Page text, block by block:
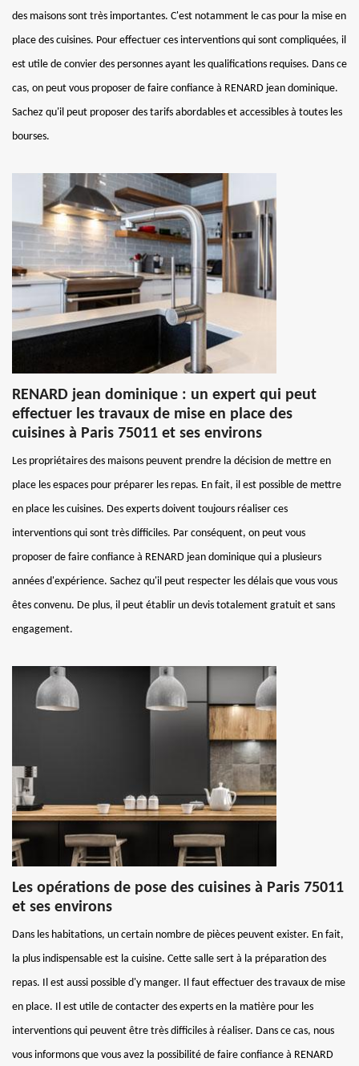
des maisons sont très importantes. C'est notamment le cas pour la mise en
place des cuisines. Pour effectuer ces interventions qui sont compliquées, il
est utile de convier des personnes ayant les qualifications requises. Dans ce
cas, on peut vous proposer de faire confiance à RENARD jean dominique.
Sachez qu'il peut proposer des tarifs abordables et accessibles à toutes les
bourses.
RENARD jean dominique : un expert qui peut
effectuer les travaux de mise en place des
cuisines à Paris 75011 et ses environs
Les propriétaires des maisons peuvent prendre la décision de mettre en
place les espaces pour préparer les repas. En fait, il est possible de mettre
en place les cuisines. Des experts doivent toujours réaliser ces
interventions qui sont très difficiles. Par conséquent, on peut vous
proposer de faire confiance à RENARD jean dominique qui a plusieurs
années d'expérience. Sachez qu'il peut respecter les délais que vous vous
êtes convenu. De plus, il peut établir un devis totalement gratuit et sans
engagement.
Les opérations de pose des cuisines à Paris 75011
et ses environs
Dans les habitations, un certain nombre de pièces peuvent exister. En fait,
la plus indispensable est la cuisine. Cette salle sert à la préparation des
repas. Il est aussi possible d'y manger. Il faut effectuer des travaux de mise
en place. Il est utile de contacter des experts en la matière pour les
interventions qui peuvent être très difficiles à réaliser. Dans ce cas, nous
vous informons que vous avez la possibilité de faire confiance à RENARD